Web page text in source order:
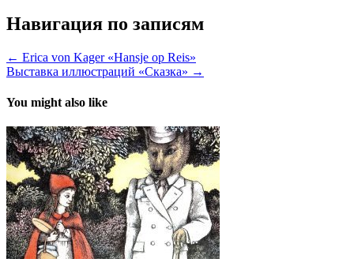
Навигация по записям
← Erica von Kager «Hansje op Reis»
Выставка иллюстраций «Сказка» →
You might also like